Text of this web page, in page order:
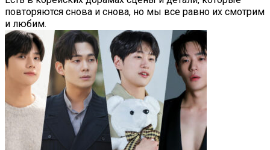
повторяются снова и снова, но мы все равно их смотрим
и любим.